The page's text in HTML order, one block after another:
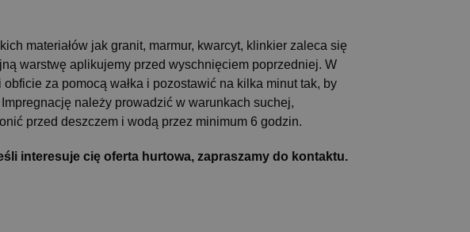
materiałów jak granit, marmur, kwarcyt, klinkier zaleca się
warstwę aplikujemy przed wyschnięciem poprzedniej. W
za pomocą wałka i pozostawić na kilka minut tak, by
należy prowadzić w warunkach suchej,
przed deszczem i wodą przez minimum 6 godzin.
interesuje cię oferta hurtowa, zapraszamy do kontaktu.